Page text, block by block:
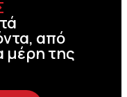
από
μέρη της